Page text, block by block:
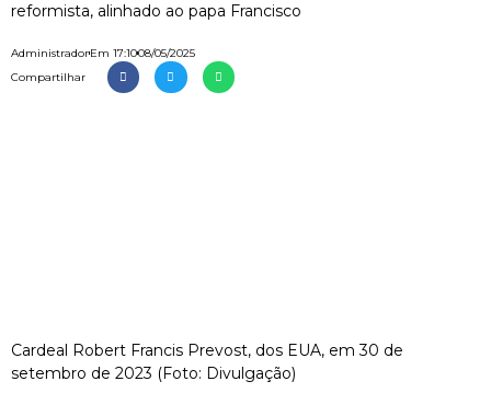
reformista, alinhado ao papa Francisco
AdministradorEm 17:1008/05/2025
Compartilhar
Cardeal Robert Francis Prevost, dos EUA, em 30 de
setembro de 2023 (Foto: Divulgação)